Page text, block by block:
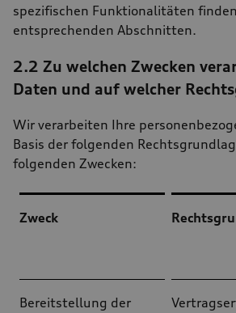
spezifischen Funktionalitäten
entsprechenden Abschnitten.
2.2 Zu welchen Zwecken
Daten und auf welcher
Wir verarbeiten Ihre
Basis der folgenden
folgenden Zwecken:
Zweck
Bereitstellung der